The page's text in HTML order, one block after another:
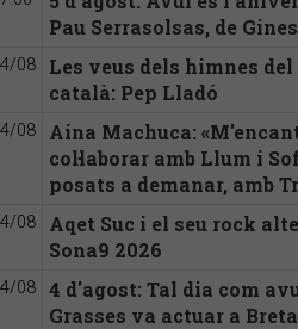
Pau Serrasolsas, de
08
Les veus dels himnes
català: Pep Lladó
08
Aina Machuca:
col·laborar amb Llum i
posats a demanar, amb
08
Aqet Suc i el seu rock
Sona9 2026
08
4 d'agost: Tal dia com
Grasses va actuar a